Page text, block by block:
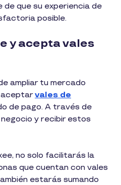
que su experiencia de
posible.
y acepta vales
ampliar tu mercado
aceptarvales de
de pago. A través de
y recibir estos
no solo facilitarás la
que cuentan con vales
estarás sumando